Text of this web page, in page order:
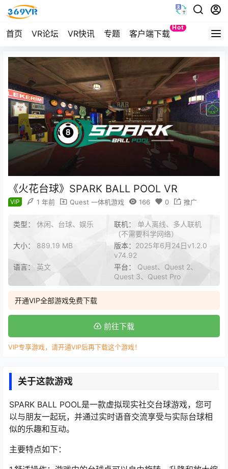
首页 VR论坛 VR快讯 专题 客户端下载
Hot
Quest
《火花台球》SPARK BALL POOL VR
VIP 1 年前 Quest 一体机游戏 166 0 推广
类型： 休闲、台球、娱乐 联机： 单人离线、多人联机
（不需要科学网络）
大小： 889.19 MB 版本： 2025年6月24日v1.2.0
v74.92
语言： 英文 平台： Quest、Quest 2、
Quest 3、Quest Pro
开通VIP全部游戏免费下载
前往下载
VIP专享游戏，请开通VIP后再下载这个游戏！
关于这款游戏
SPARK BALL POOL是一款虚拟现实社交台球游戏，您可
以与朋友一起玩，并通过实时语音交流享受与实际台球相
似的乐趣和互动。
主要特点如下：